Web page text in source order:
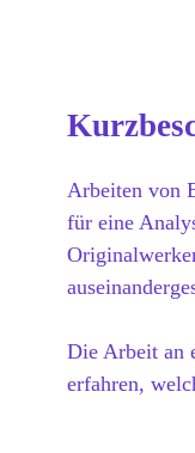
Arbeiten von
für eine
Die Arbeit an
erfahren,